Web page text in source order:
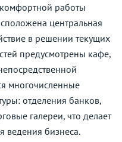
работы
центральная
в решении текущих
предусмотрены кафе,
многочисленные
отделения банков,
галереи, что делает
ведения бизнеса.